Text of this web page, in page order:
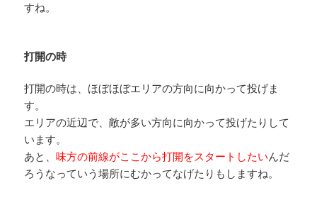
すね。
打開の時
打開の時は、ほぼほぼエリアの方向に向かって投げま
す。
エリアの近辺で、敵が多い方向に向かって投げたりして
います。
あと、味方の前線がここから打開をスタートしたいんだ
ろうなっていう場所にむかってなげたりもしますね。